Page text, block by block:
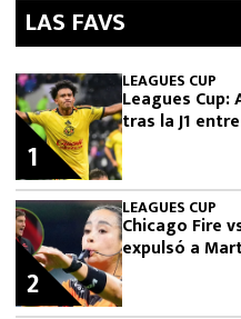
LAS FAVS
LEAGUES CUP
Leagues Cup:
tras la J1
1
LEAGUES CUP
Chicago Fire
expulsó a
2